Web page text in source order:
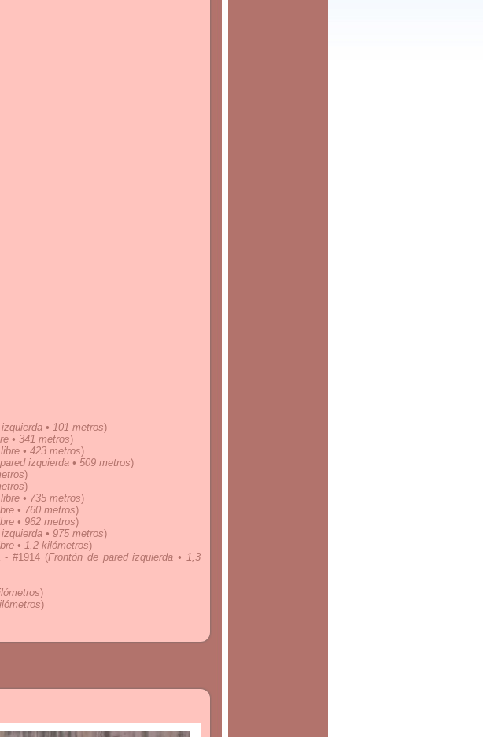
• 101 metros)
• 341 metros)
• 423 metros)
izquierda • 509 metros)
)
)
• 735 metros)
• 760 metros)
• 962 metros)
• 975 metros)
• 1,2 kilómetros)
- #1914(Frontón de pared izquierda • 1,3
)
)